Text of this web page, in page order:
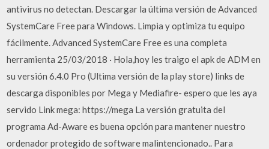
antivirus no detectan. Descargar la última versión de Advanced
SystemCare Free para Windows. Limpia y optimiza tu equipo
fácilmente. Advanced SystemCare Free es una completa
herramienta 25/03/2018 · Hola,hoy les traigo el apk de ADM en
su versión 6.4.0 Pro (Ultima versión de la play store) links de
descarga disponibles por Mega y Mediafire- espero que les aya
servido Link mega: https://mega La versión gratuita del
programa Ad-Aware es buena opción para mantener nuestro
ordenador protegido de software malintencionado.. Para